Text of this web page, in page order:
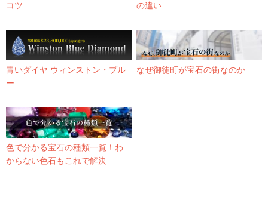
コツ
の違い
青いダイヤ ウィンストン・ブル
ー
なぜ御徒町が宝石の街なのか
色で分かる宝石の種類一覧！わ
からない色石もこれで解決